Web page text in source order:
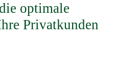
optimale
Privatkunden